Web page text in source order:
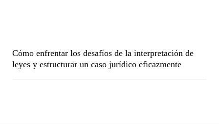
Cómo enfrentar los desafíos de la interpretación de
leyes y estructurar un caso jurídico eficazmente